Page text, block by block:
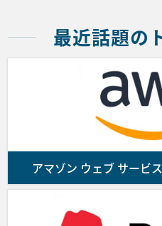
いた上、メール、ファ
方法で送付することで
のとします。
弊社は前項の申し込み
す。ご入金を確認の上
送付します。なお、お
提供に係る契約の成立
もって成立します。ま
付終了等の理由により
ない場合はお客様にそ
最近話題の
アマゾン ウェブ サービ